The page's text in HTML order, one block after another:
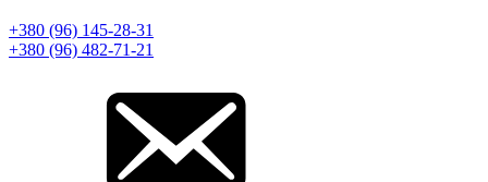
+380 (96) 145-28-31
+380 (96) 482-71-21